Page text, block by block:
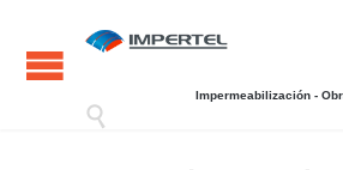
Impermeabilización -
